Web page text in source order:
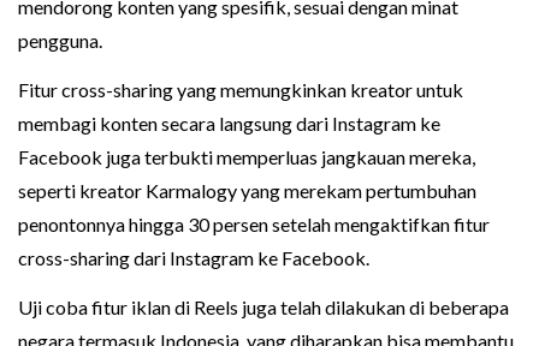
mendorong konten yang spesifik, sesuai dengan minat
pengguna.
Fitur cross-sharing yang memungkinkan kreator untuk
membagi konten secara langsung dari Instagram ke
Facebook juga terbukti memperluas jangkauan mereka,
seperti kreator Karmalogy yang merekam pertumbuhan
penontonnya hingga 30 persen setelah mengaktifkan fitur
cross-sharing dari Instagram ke Facebook.
Uji coba fitur iklan di Reels juga telah dilakukan di beberapa
negara termasuk Indonesia, yang diharapkan bisa membantu